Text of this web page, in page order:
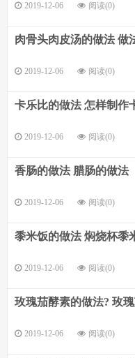
2019-12-06 阅读(0)
肉骨头肉皮汤的做法 做
2019-12-06 阅读(0)
卡乐比的做法 怎样制作
2019-12-06 阅读(0)
香肠的做法 腊肠的做法
2019-12-06 阅读(0)
黍米饭的做法 焖烧杯黍
2019-12-06 阅读(0)
玫瑰茄酵素的做法? 玫
2019-12-06 阅读(0)